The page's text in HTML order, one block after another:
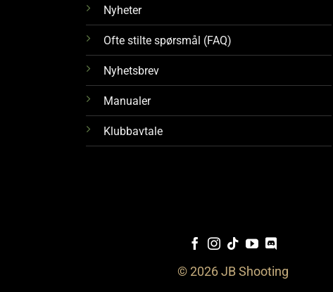
Nyheter
Ofte stilte spørsmål (FAQ)
Nyhetsbrev
Manualer
Klubbavtale
© 2026 JB Shooting